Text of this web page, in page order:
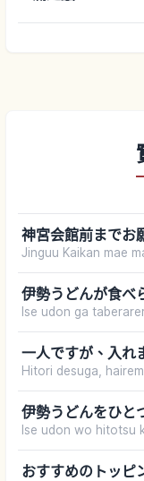
神宮会館前までお
Jinguu Kaikan mae
伊勢うどんが食べ
Ise udon ga
一人ですが、入れ
Hitori desuga,
伊勢うどんをひと
Ise udon wo hitotsu
おすすめのトッピ